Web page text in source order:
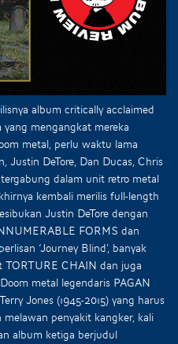
album critically acclaimed
yang mengangkat mereka
metal, perlu waktu lama
Justin DeTore, Dan Ducas, Chris
dalam unit retro metal
kembali merilis full-length
Justin DeTore dengan
FORMS dan
‘Journey Blind’, banyak
TORTURE CHAIN dan juga
metal legendaris PAGAN
Jones (1945-2015) yang harus
penyakit kangker, kali
album ketiga berjudul